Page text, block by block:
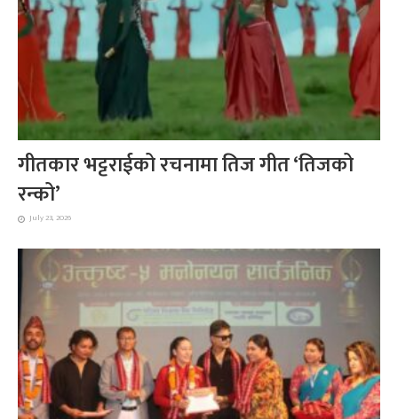
गीतकार भट्टराईको रचनामा तिज गीत ‘तिजको
रन्को’
July 23, 2026